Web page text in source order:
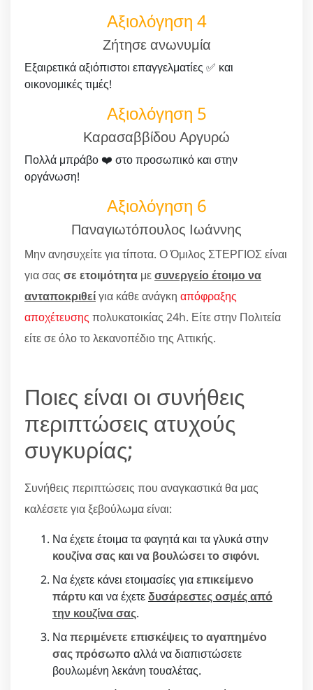
Αξιολόγηση 4
Ζήτησε ανωνυμία
Εξαιρετικά αξιόπιστοι επαγγελματίες ✅ και
οικονομικές τιμές!
Αξιολόγηση 5
Καρασαββίδου Αργυρώ
Πολλά μπράβο ❤️ στο προσωπικό και στην
οργάνωση!
Αξιολόγηση 6
Παναγιωτόπουλος Ιωάννης
Μην ανησυχείτε για τίποτα. Ο Όμιλος ΣΤΕΡΓΙΟΣ είναι
για σας σε ετοιμότητα μεσυνεργείο έτοιμο να
ανταποκριθείγια κάθε ανάγκη απόφραξης
αποχέτευσης πολυκατοικίας 24h. Είτε στην Πολιτεία
είτε σε όλο το λεκανοπέδιο της Αττικής.
Ποιες είναι οι συνήθεις
περιπτώσεις ατυχούς
συγκυρίας;
Συνήθεις περιπτώσεις που αναγκαστικά θα μας
καλέσετε για ξεβούλωμα είναι:
Να έχετε έτοιμα τα φαγητά και τα γλυκά στην
κουζίνα σας και να βουλώσει το σιφόνι.
Να έχετε κάνει ετοιμασίες γιαεπικείμενο
πάρτυ και να έχετεδυσάρεστες οσμές από
την κουζίνα σας.
Ναπεριμένετε επισκέψεις το αγαπημένο
σας πρόσωποαλλά να διαπιστώσετε
βουλωμένη λεκάνη τουαλέτας.